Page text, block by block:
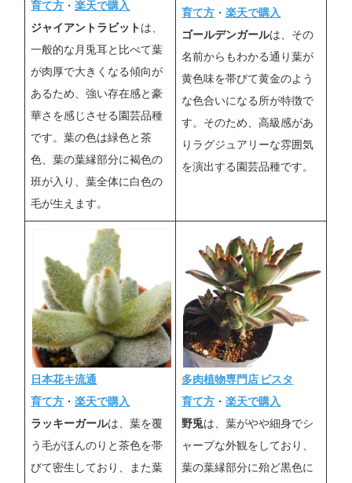
育て方 ・楽天で購入
ジャイアントラビット は、
一般的な月兎耳と比べて葉
が肉厚で大きくなる傾向が
あるため、強い存在感と豪
華さを感じさせる園芸品種
です。葉の色は緑色と茶
色、葉の葉縁部分に褐色の
班が入り、葉全体に白色の
毛が生えます。
育て方 ・楽天で購入
ゴールデンガールは、その
名前からもわかる通り葉が
黄色味を帯びて黄金のよう
な色合いになる所が特徴で
す。そのため、高級感があ
りラグジュアリーな雰囲気
を演出する園芸品種です。
日本花キ流通
育て方 ・楽天で購入
ラッキーガールは、葉を覆
う毛がほんのりと茶色を帯
びて密生しており、また葉
多肉植物専門店 ビスタ
育て方 ・楽天で購入
野兎は、葉がやや細身でシ
ャープな外観をしており、
葉の葉縁部分に殆ど黒色に